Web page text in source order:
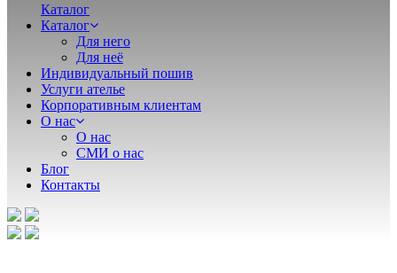
Каталог
Каталог
Для него
Для неё
Индивидуальный пошив
Услуги ателье
Корпоративным клиентам
О нас
О нас
СМИ о нас
Блог
Контакты